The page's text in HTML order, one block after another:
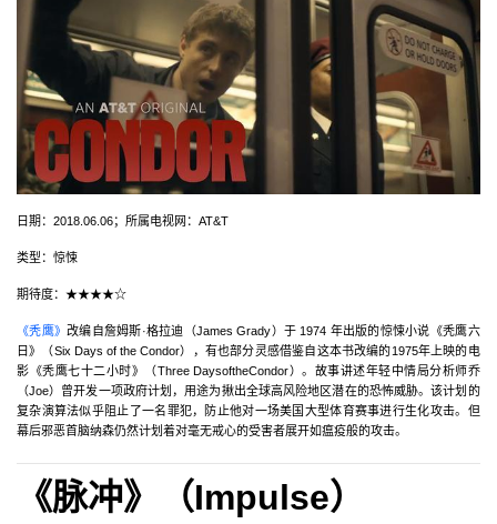
日期：2018.06.06；所属电视网：AT&T
类型：惊悚
期待度：★★★★☆
《秃鹰》 改编自詹姆斯·格拉迪（James Grady）于 1974 年出版的惊悚小说《秃鹰六
日》（Six Days of the Condor），有也部分灵感借鉴自这本书改编的1975年上映的电
影《秃鹰七十二小时》（Three DaysoftheCondor）。故事讲述年轻中情局分析师乔
（Joe）曾开发一项政府计划，用途为揪出全球高风险地区潜在的恐怖威胁。该计划的
复杂演算法似乎阻止了一名罪犯，防止他对一场美国大型体育赛事进行生化攻击。但
幕后邪恶首脑纳森仍然计划着对毫无戒心的受害者展开如瘟疫般的攻击。
《脉冲》（Impulse）